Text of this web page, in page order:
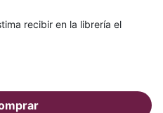
recibir en la librería el